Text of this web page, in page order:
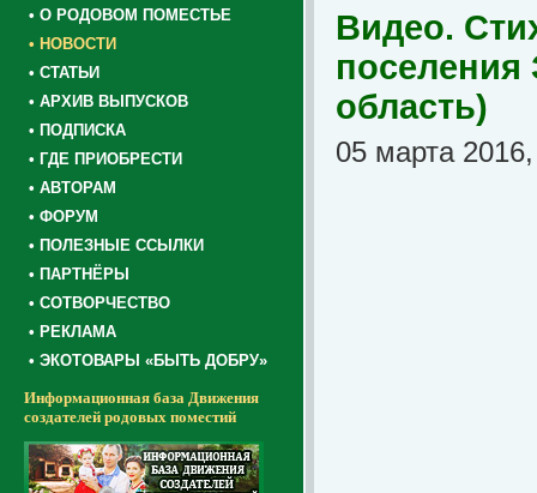
• О РОДОВОМ ПОМЕСТЬЕ
• НОВОСТИ
• СТАТЬИ
• АРХИВ ВЫПУСКОВ
• ПОДПИСКА
• ГДЕ ПРИОБРЕСТИ
• АВТОРАМ
• ФОРУМ
• ПОЛЕЗНЫЕ ССЫЛКИ
• ПАРТНЁРЫ
• СОТВОРЧЕСТВО
• РЕКЛАМА
• ЭКОТОВАРЫ «БЫТЬ ДОБРУ»
Информационная база Движения
создателей родовых поместий
Видео.
поселения
область)
05 марта